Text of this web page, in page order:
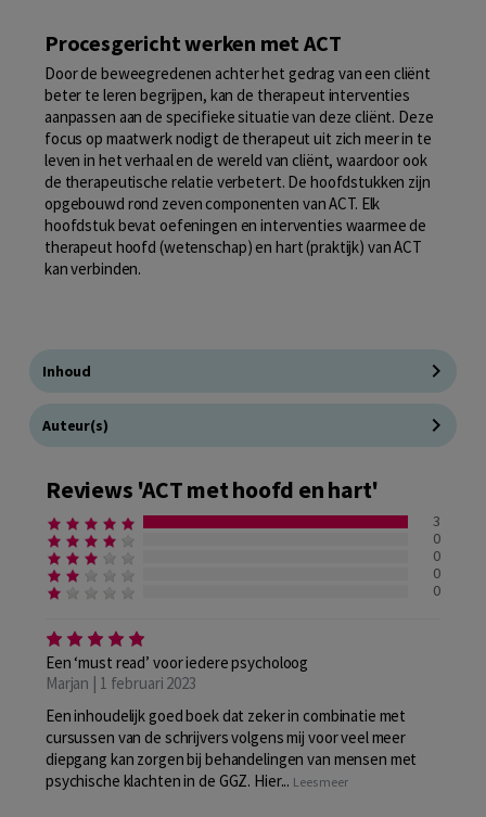
Procesgericht werken met ACT
Door de beweegredenen achter het gedrag van een cliënt
beter te leren begrijpen, kan de therapeut interventies
aanpassen aan de specifieke situatie van deze cliënt. Deze
focus op maatwerk nodigt de therapeut uit zich meer in te
leven in het verhaal en de wereld van cliënt, waardoor ook
de therapeutische relatie verbetert. De hoofdstukken zijn
opgebouwd rond zeven componenten van ACT. Elk
hoofdstuk bevat oefeningen en interventies waarmee de
therapeut hoofd (wetenschap) en hart (praktijk) van ACT
kan verbinden.
Inhoud
Auteur(s)
Reviews 'ACT met hoofd en hart'
3
0
0
0
0
Een ‘must read’ voor iedere psycholoog
Marjan | 1 februari 2023
Een inhoudelijk goed boek dat zeker in combinatie met
cursussen van de schrijvers volgens mij voor veel meer
diepgang kan zorgen bij behandelingen van mensen met
psychische klachten in de GGZ. Hier... Lees meer